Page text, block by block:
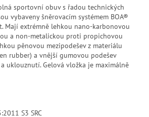
sportovní obuv s řadou technických
vybaveny šněrovacím systémem BOA®
Mají extrémně lehkou nano-karbonovou
a non-metalickou proti propichovou
pěnovou mezipodešev z materiálu
rubber) a vnější gumovou podešev
uklouznutí. Gelová vložka je maximálně
S3 SRC